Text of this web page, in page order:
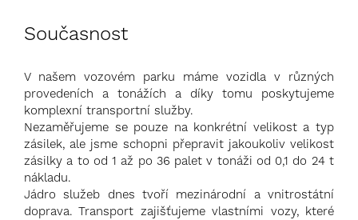
Současnost
V našem vozovém parku máme vozidla v různých
provedeních a tonážích a díky tomu poskytujeme
komplexní transportní služby.
Nezaměřujeme se pouze na konkrétní velikost a typ
zásilek, ale jsme schopni přepravit jakoukoliv velikost
zásilky a to od 1 až po 36 palet v tonáži od 0,1 do 24 t
nákladu.
Jádro služeb dnes tvoří mezinárodní a vnitrostátní
doprava. Transport zajišťujeme vlastními vozy, které